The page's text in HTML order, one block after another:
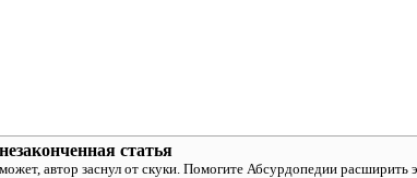
статья
автор заснул от скуки. Помогите Абсурдопедии расширить